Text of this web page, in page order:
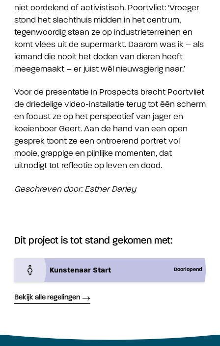
niet oordelend of activistisch. Poortvliet: ‘Vroeger
stond het slachthuis midden in het centrum,
tegenwoordig staan ze op industrieterreinen en
komt vlees uit de supermarkt. Daarom was ik – als
iemand die nooit het doden van dieren heeft
meegemaakt – er juist wél nieuwsgierig naar.’
Voor de presentatie in Prospects bracht Poortvliet
de driedelige video-installatie terug tot één scherm
en focust ze op het perspectief van jager en
koeienboer Geert. Aan de hand van een open
gesprek toont ze een ontroerend portret vol
mooie, grappige en pijnlijke momenten, dat
uitnodigt tot reflectie op leven en dood.
Geschreven door: Esther Darley
Dit project is tot stand gekomen met:
Kunstenaar Start Doorlopend
Bekijk alle regelingen